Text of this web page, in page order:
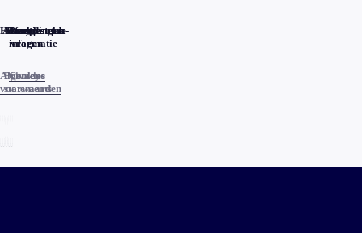
Home
Actueel
Uitzendingen
Reacties
Programma-
informatie
Veelgestelde
vragen
Algemene
voorwaarden
Privacy
statements
Cookies